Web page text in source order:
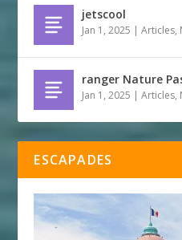
jetscool
Jan 1, 2025 |Articles,
ranger Nature
Jan 1, 2025 |Articles,
ESCAPADES